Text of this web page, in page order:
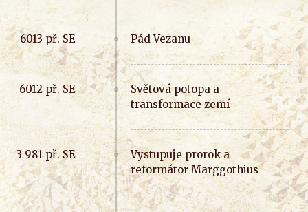
Pád Vezanu
Světová potopa a
transformace zemí
Vystupuje prorok a
reformátor Marggothius